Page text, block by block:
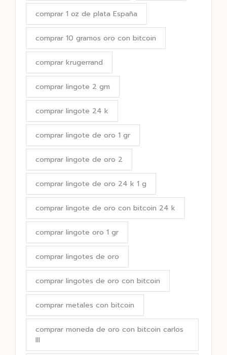
comprar 1 oz de plata España
comprar 10 gramos oro con bitcoin
comprar krugerrand
comprar lingote 2 gm
comprar lingote 24 k
comprar lingote de oro 1 gr
comprar lingote de oro 2
comprar lingote de oro 24 k 1 g
comprar lingote de oro con bitcoin 24 k
comprar lingote oro 1 gr
comprar lingotes de oro
comprar lingotes de oro con bitcoin
comprar metales con bitcoin
comprar moneda de oro con bitcoin carlos
III